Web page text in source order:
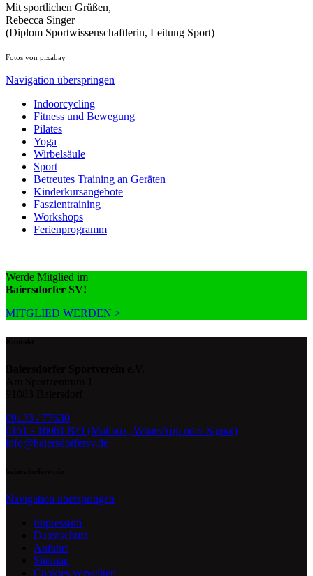
Mit sportlichen Grüßen,
Rebecca Singer
(Diplom Sportwissenschaftlerin, Leitung Sport)
Fotos von pixabay
Navigation überspringen
Indoorcycling
Fitness und Bewegung
Pilates
Yoga
Wirbelsäule
Sport
Betreutes Training an Geräten
Kinderkursangebote
Faszientraining
Workshops
Ferienprogramm
Werde Mitglied im
Baiersdorfer SV!
MITGLIED WERDEN >
09133 / 77630
0151 - 16061 829 (Mailbox, WhatsApp oder Signal)
info@baiersdorfersv.de
Navigation überspringen
Impressum
Datenschutz
Anfahrt
Sitemap
Cookies verwalten